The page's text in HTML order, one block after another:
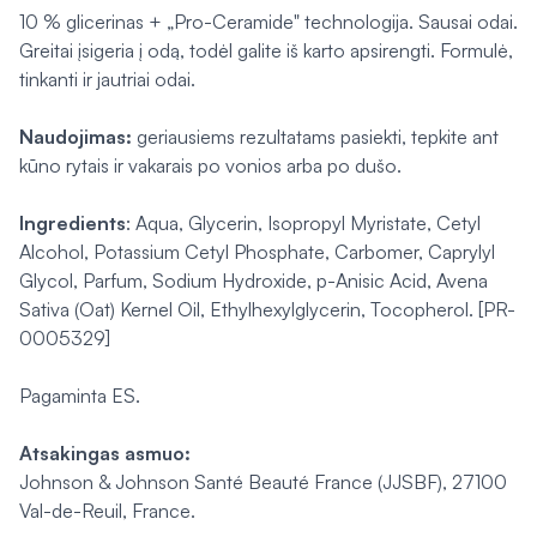
10 % glicerinas + „Pro-Ceramide" technologija. Sausai odai.
Greitai įsigeria į odą, todėl galite iš karto apsirengti. Formulė,
tinkanti ir jautriai odai.
Naudojimas: geriausiems rezultatams pasiekti, tepkite ant
kūno rytais ir vakarais po vonios arba po dušo.
Ingredients: Aqua, Glycerin, Isopropyl Myristate, Cetyl
Alcohol, Potassium Cetyl Phosphate, Carbomer, Caprylyl
Glycol, Parfum, Sodium Hydroxide, p-Anisic Acid, Avena
Sativa (Oat) Kernel Oil, Ethylhexylglycerin, Tocopherol. [PR-
0005329]
Pagaminta ES.
Atsakingas asmuo:
Johnson & Johnson Santé Beauté France (JJSBF), 27100
Val-de-Reuil, France.